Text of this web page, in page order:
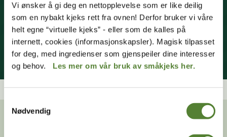
Vi ønsker å gi deg en nettopplevelse som er like deilig
som en nybakt kjeks rett fra ovnen! Derfor bruker vi våre
helt egne “virtuelle kjeks” - eller som de kalles på
internett, cookies (informasjonskapsler). Magisk tilpasset
for deg, med ingredienser som gjenspeiler dine interesser
og behov. Les mer om vår bruk av småkjeks her.
Samtykkevalg
Nødvendig
LES MER PÅ IUCN RED LIST